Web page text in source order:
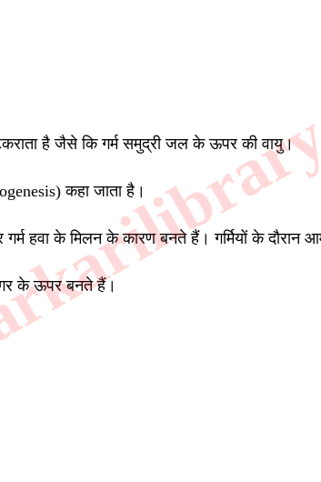
टकराता है जैसे कि गर्म समुद्री जल के ऊपर की वायु।
कहा जाता है।
के मिलन के कारण बनते हैं। गर्मियों के दौरान
के ऊपर बनते हैं।